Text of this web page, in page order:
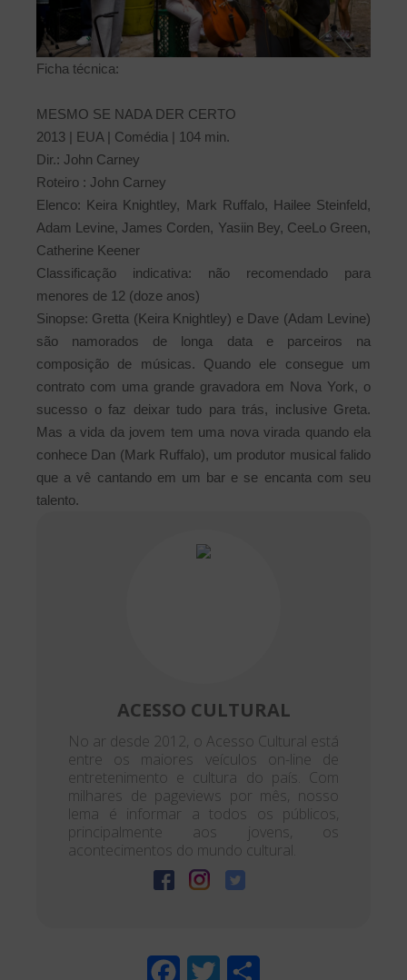
Ficha técnica:
MESMO SE NADA DER CERTO
2013 | EUA | Comédia | 104 min.
Dir.: John Carney
Roteiro : John Carney
Elenco: Keira Knightley, Mark Ruffalo, Hailee Steinfeld,
Adam Levine, James Corden, Yasiin Bey, CeeLo Green,
Catherine Keener
Classificação indicativa: não recomendado para
menores de 12 (doze anos)
Sinopse: Gretta (Keira Knightley) e Dave (Adam Levine)
são namorados de longa data e parceiros na
composição de músicas. Quando ele consegue um
contrato com uma grande gravadora em Nova York, o
sucesso o faz deixar tudo para trás, inclusive Greta.
Mas a vida da jovem tem uma nova virada quando ela
conhece Dan (Mark Ruffalo), um produtor musical falido
que a vê cantando em um bar e se encanta com seu
talento.
ACESSO CULTURAL
No ar desde 2012, o Acesso Cultural está
entre os maiores veículos on-line de
entretenimento e cultura do país. Com
milhares de pageviews por mês, nosso
lema é informar a todos os públicos,
principalmente aos jovens, os
acontecimentos do mundo cultural.